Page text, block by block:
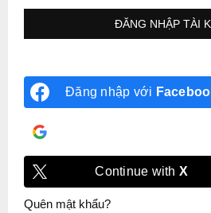
Đăng nhập với
Continue with X
Quên mật khẩu?